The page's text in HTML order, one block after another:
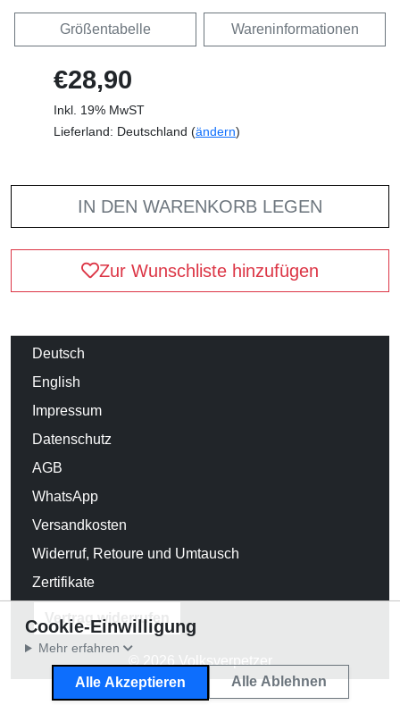
Größentabelle Wareninformationen
€28,90
Inkl. 19% MwST
Lieferland: Deutschland (ändern)
IN DEN WARENKORB LEGEN
Zur Wunschliste hinzufügen
Deutsch
English
Impressum
Datenschutz
AGB
WhatsApp
Versandkosten
Widerruf, Retoure und Umtausch
Zertifikate
Vertrag widerrufen
© 2026 Volksverpetzer
Cookie-Einwilligung
Mehr erfahren
Alle Akzeptieren Alle Ablehnen